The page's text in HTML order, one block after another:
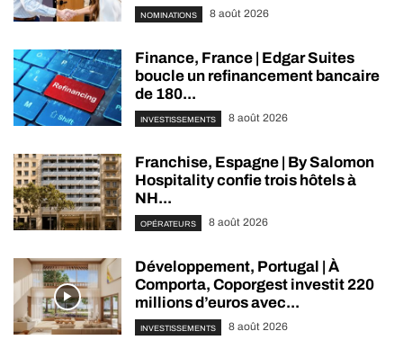
NOMINATIONS 8 août 2026
Finance, France | Edgar Suites
boucle un refinancement bancaire
de 180...
INVESTISSEMENTS 8 août 2026
Franchise, Espagne | By Salomon
Hospitality confie trois hôtels à
NH...
OPÉRATEURS 8 août 2026
Développement, Portugal | À
Comporta, Coporgest investit 220
millions d’euros avec...
INVESTISSEMENTS 8 août 2026